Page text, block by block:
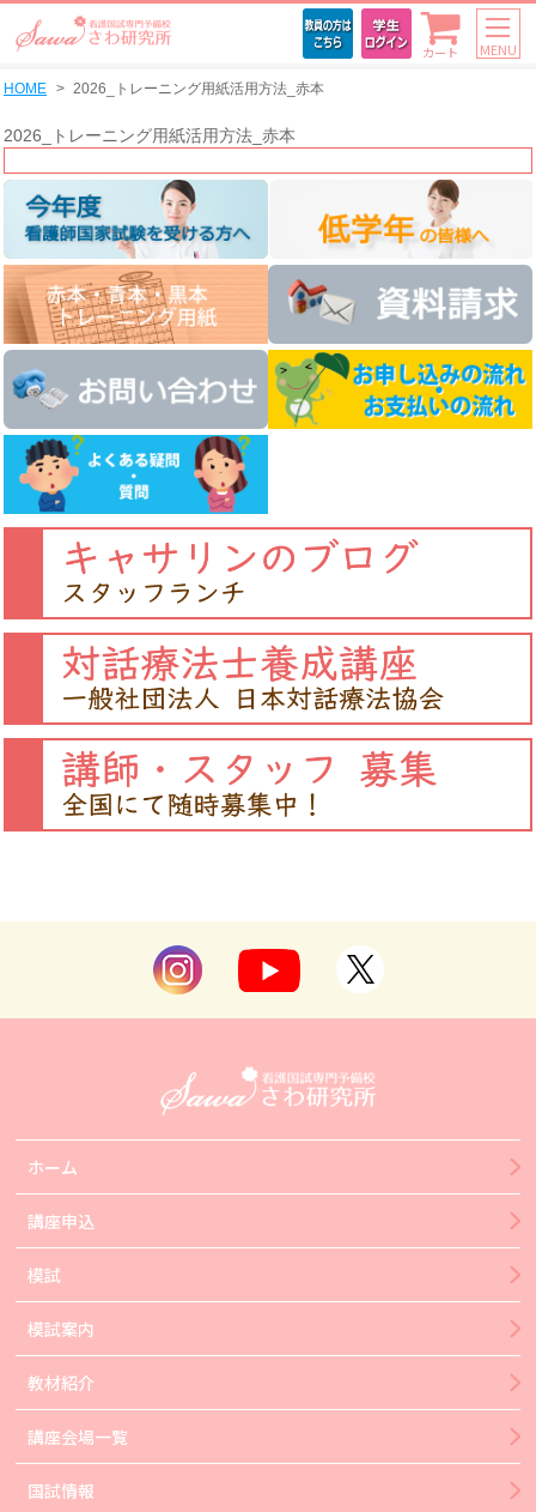
カート MENU
HOME 2026_トレーニング用紙活用方法_赤本
2026_トレーニング用紙活用方法_赤本
ホーム
講座申込
模試
模試案内
教材紹介
講座会場一覧
国試情報